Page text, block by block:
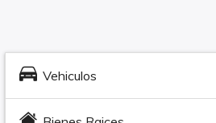
Vehiculos